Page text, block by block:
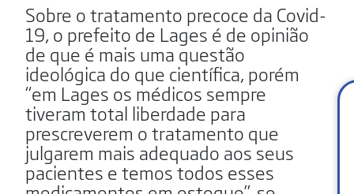
Sobre o tratamento precoce da Covid-
19, o prefeito de Lages é de opinião
de que é mais uma questão
ideológica do que científica, porém
“em Lages os médicos sempre
tiveram total liberdade para
prescreverem o tratamento que
julgarem mais adequado aos seus
pacientes e temos todos esses